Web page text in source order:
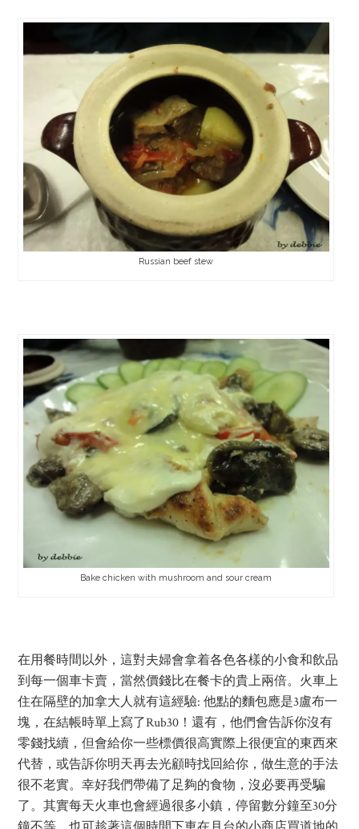
Russian beef stew
Bake chicken with mushroom and sour cream
在用餐時間以外，這對夫婦會拿着各色各樣的小食和飲品
到每一個車卡賣，當然價錢比在餐卡的貴上兩倍。火車上
住在隔壁的加拿大人就有這經驗: 他點的麵包應是3盧布一
塊，在結帳時單上寫了Rub30！還有，他們會告訴你沒有
零錢找續，但會給你一些標價很高實際上很便宜的東西來
代替，或告訴你明天再去光顧時找回給你，做生意的手法
很不老實。幸好我們帶備了足夠的食物，沒必要再受騙
了。其實每天火車也會經過很多小鎮，停留數分鐘至30分